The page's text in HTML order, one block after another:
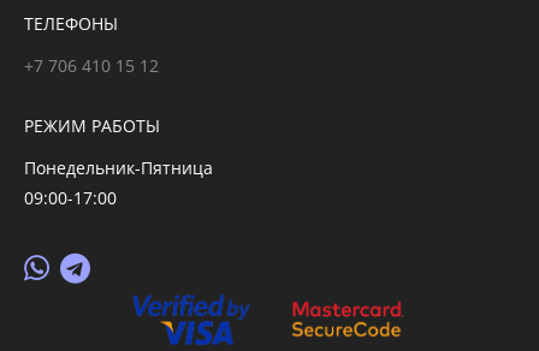
ТЕЛЕФОНЫ
+7 706 410 15 12
РЕЖИМ РАБОТЫ
Понедельник-Пятница
09:00-17:00